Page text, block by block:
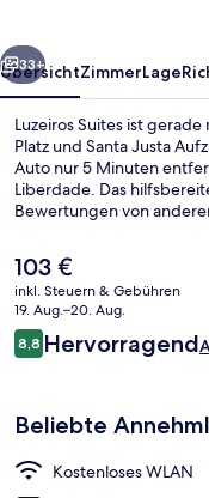
Weiter
33+
ÜbersichtZimmerLage
Luzeiros Suites ist
Platz und Santa Justa
Auto nur 5 Minuten
Liberdade. Das
Bewertungen von
Station Campo Pequeno
Saldanha 9 Minuten.
Der
aktuelle
Preis
beträgt
103 €.
103 €
inkl. Steuern & Gebühren
19. Aug.–20. Aug.
Bewertungen
8,88,8 von 10.
Hervorragend
Beliebte
Kostenloses WLAN